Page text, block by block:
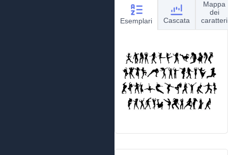
Esemplari Cascata
Mappa
dei
caratteri